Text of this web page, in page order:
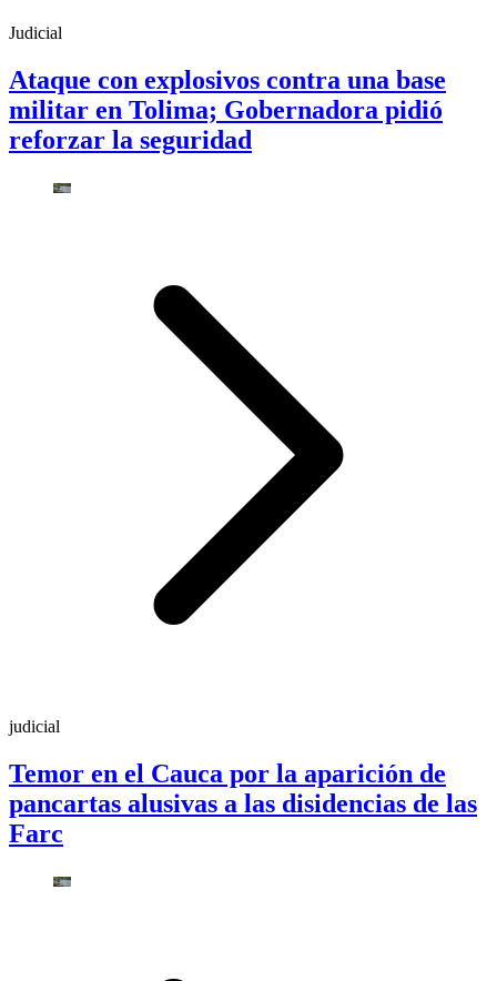
Judicial
Ataque con explosivos contra una base
militar en Tolima; Gobernadora pidió
reforzar la seguridad
judicial
Temor en el Cauca por la aparición de
pancartas alusivas a las disidencias de las
Farc